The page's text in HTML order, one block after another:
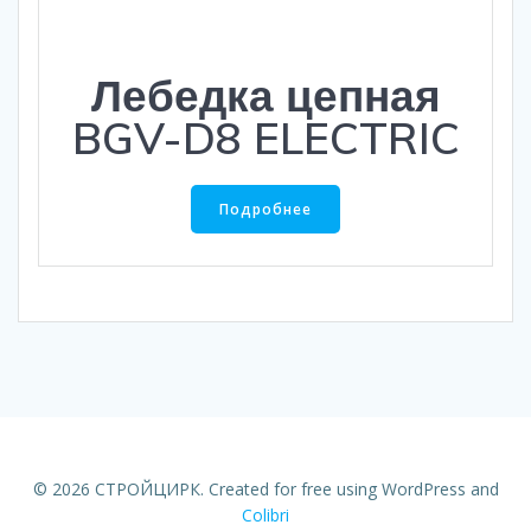
Лебедка цепная
BGV-D8 ELECTRIC
Подробнее
© 2026 СТРОЙЦИРК. Created for free using WordPress and
Colibri